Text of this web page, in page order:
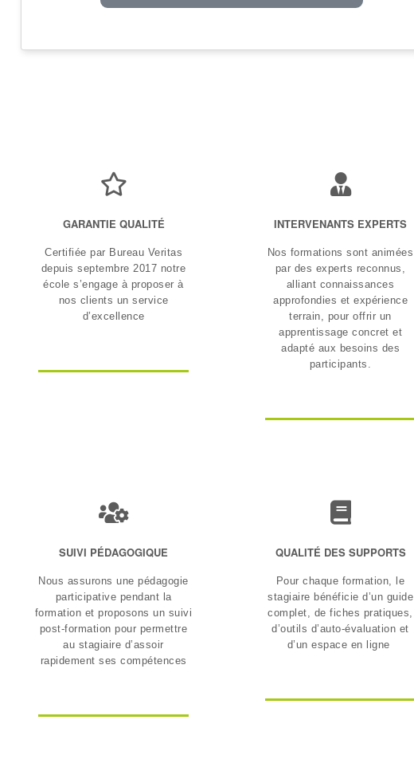
GARANTIE QUALITÉ
Certifiée par Bureau Veritas
depuis septembre 2017 notre
école s’engage à proposer à
nos clients un service
d’excellence
INTERVENANTS EXPERTS
Nos formations sont animées
par des experts reconnus,
alliant connaissances
approfondies et expérience
terrain, pour offrir un
apprentissage concret et
adapté aux besoins des
participants.
SUIVI PÉDAGOGIQUE
Nous assurons une pédagogie
participative pendant la
formation et proposons un suivi
post-formation pour permettre
au stagiaire d’assoir
rapidement ses compétences
QUALITÉ DES SUPPORTS
Pour chaque formation, le
stagiaire bénéficie d’un guide
complet, de fiches pratiques,
d’outils d’auto-évaluation et
d’un espace en ligne